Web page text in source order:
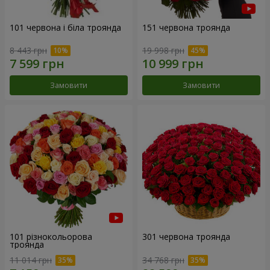
101 червона і біла троянда
8 443 грн
Замовити
151 червона троянда
19 998 грн
Замовити
101 різнокольорова
троянда
11 014 грн
301 червона троянда
34 768 грн